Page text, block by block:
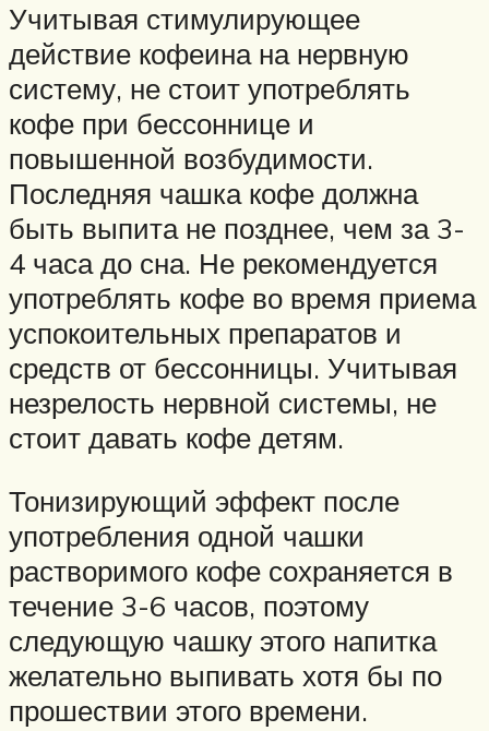
Учитывая стимулирующее
действие кофеина на нервную
систему, не стоит употреблять
кофе при бессоннице и
повышенной возбудимости.
Последняя чашка кофе должна
быть выпита не позднее, чем за 3-
4 часа до сна. Не рекомендуется
употреблять кофе во время приема
успокоительных препаратов и
средств от бессонницы. Учитывая
незрелость нервной системы, не
стоит давать кофе детям.
Тонизирующий эффект после
употребления одной чашки
растворимого кофе сохраняется в
течение 3-6 часов, поэтому
следующую чашку этого напитка
желательно выпивать хотя бы по
прошествии этого времени.